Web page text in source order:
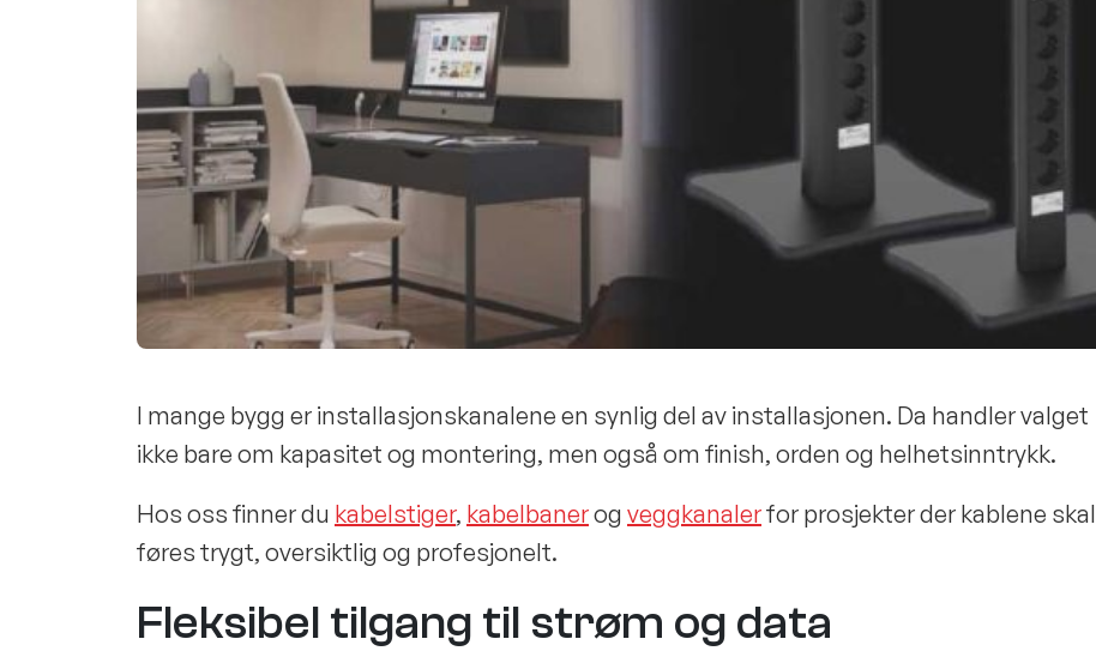
I mange bygg er installasjonskanalene en synlig del av installasjonen. Da handler valget
ikke bare om kapasitet og montering, men også om finish, orden og helhetsinntrykk.
Hos oss finner du kabelstiger, kabelbanerog veggkanalerfor prosjekter der kablene skal
føres trygt, oversiktlig og profesjonelt.
Fleksibel tilgang til strøm og data